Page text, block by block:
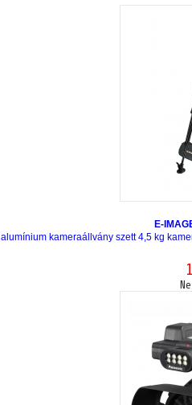
E-
alumínium kameraállvány szett 4,5 kg